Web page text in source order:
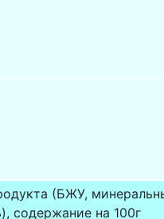
(БЖУ,
содержание на 100г